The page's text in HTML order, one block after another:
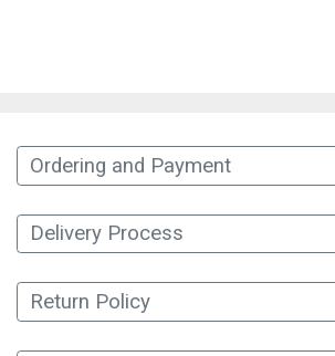
Ordering and Payment
Delivery Process
Return Policy